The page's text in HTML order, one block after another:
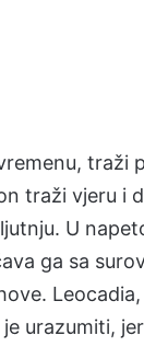
traži
traži vjeru i
U
ga sa
urazumiti,